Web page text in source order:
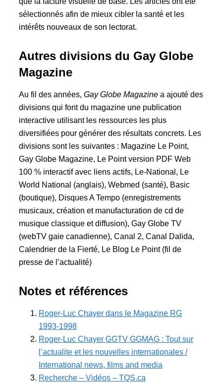
sélectionnés afin de mieux cibler la santé et les
intérêts nouveaux de son lectorat.
Autres divisions du Gay Globe
Magazine
Au fil des années, Gay Globe Magazine a ajouté des
divisions qui font du magazine une publication
interactive utilisant les ressources les plus
diversifiées pour générer des résultats concrets. Les
divisions sont les suivantes : Magazine Le Point,
Gay Globe Magazine, Le Point version PDF Web
100 % interactif avec liens actifs, Le-National, Le
World National (anglais), Webmed (santé), Basic
(boutique), Disques A Tempo (enregistrements
musicaux, création et manufacturation de cd de
musique classique et diffusion), Gay Globe TV
(webTV gaie canadienne), Canal 2, Canal Dalida,
Calendrier de la Fierté, Le Blog Le Point (fil de
presse de l’actualité)
Notes et références
Roger-Luc Chayer dans le Magazine RG
1993-1998
Roger-Luc Chayer GGTV GGMAG : Tout sur
l’actualite et les nouvelles internationales /
International news, films and media
Recherche – Vidéos – TQS.ca